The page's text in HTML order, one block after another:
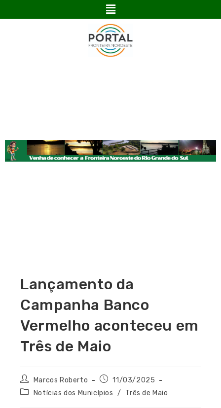
Lançamento da
Campanha Banco
Vermelho aconteceu em
Três de Maio
Marcos Roberto
11/03/2025
Notícias dos Municípios
/ Três de Maio